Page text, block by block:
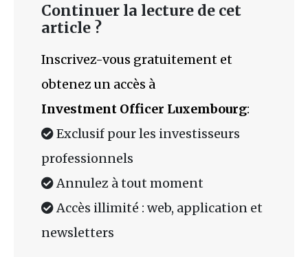
Continuer la lecture de cet
article ?
Inscrivez-vous gratuitement et
obtenez un accès à
Investment Officer Luxembourg:
Exclusif pour les investisseurs
professionnels
Annulez à tout moment
Accès illimité : web, application et
newsletters